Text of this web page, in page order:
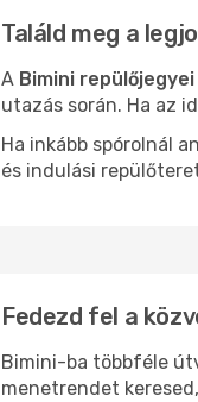
Találd meg a
A Bimini repülőjegyei
utazás során. Ha az
Ha inkább spórolnál
és indulási
Fedezd fel a
Bimini-ba többféle
menetrendet